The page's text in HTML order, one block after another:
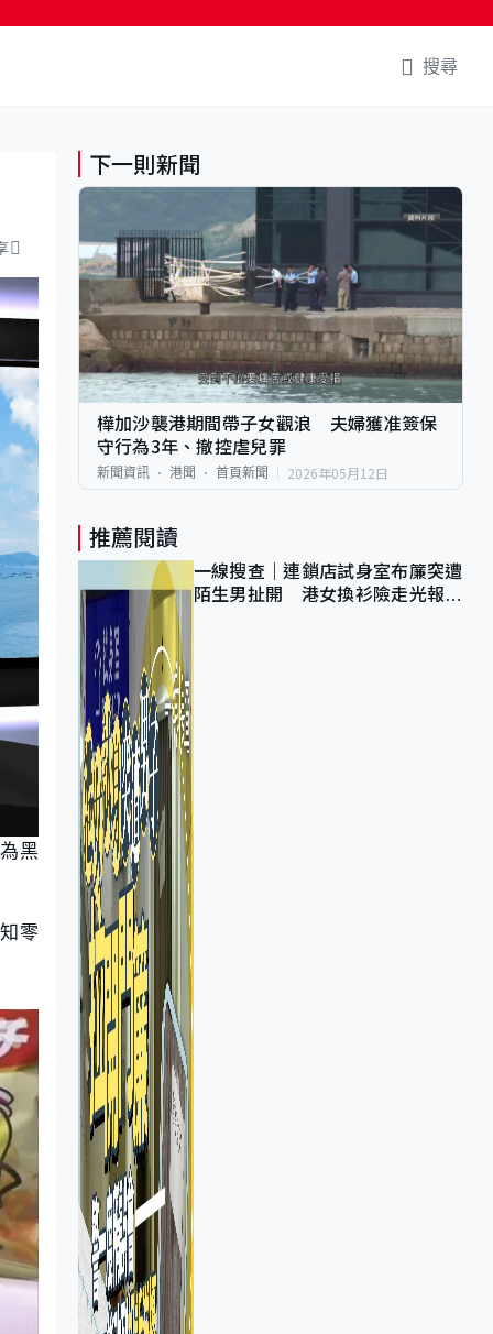
搜尋
黑
零
下一則新聞
樺加沙襲港期間帶子女觀浪 夫婦獲准簽保
守行為3年、撤控虐兒罪
新聞資訊 港聞 首頁新聞 2026年05月12日
推薦閱讀
一線搜查｜連鎖店試身室布簾突遭
陌生男扯開 港女換衫險走光報